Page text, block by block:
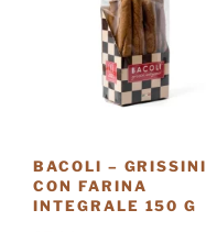
BACOLI – GRISSINI
CON FARINA
INTEGRALE 150 G